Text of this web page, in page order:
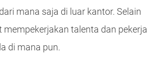
mana saja di luar kantor. Selain
mempekerjakan talenta dan pekerja
di mana pun.